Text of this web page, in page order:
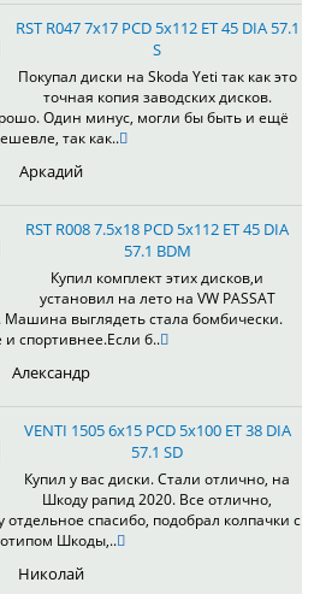
RST R047 7x17 PCD 5x112 ET 45 DIA 57.1
S
Покупал диски на Skoda Yeti так как это
точная копия заводских дисков.
Один минус, могли бы быть и ещё
так как..
Аркадий
RST R008 7.5x18 PCD 5x112 ET 45 DIA
57.1 BDM
Купил комплект этих дисков,и
установил на лето на VW PASSAT
Машина выглядеть стала бомбически.
спортивнее.Если б..
Александр
VENTI 1505 6x15 PCD 5x100 ET 38 DIA
57.1 SD
Купил у вас диски. Стали отлично, на
Шкоду рапид 2020. Все отлично,
спасибо, подобрал колпачки с
Шкоды,..
Николай